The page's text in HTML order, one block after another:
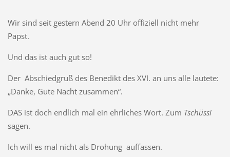
Wir sind seit gestern Abend 20 Uhr offiziell nicht mehr
Papst.
Und das ist auch gut so!
Der Abschiedgruß des Benedikt des XVI. an uns alle lautete:
„Danke, Gute Nacht zusammen“.
DAS ist doch endlich mal ein ehrliches Wort. Zum Tschüssi
sagen.
Ich will es mal nicht als Drohung auffassen.